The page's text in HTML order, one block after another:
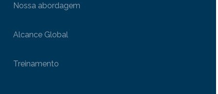
Nossa abordagem
Alcance Global
Treinamento